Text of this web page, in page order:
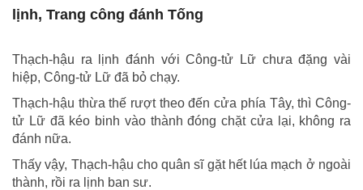
Vì
Thạch,Thác
giết
Mượn
lịnh,
công
đánh
lịnh, Trang công đánh Tống
Thạch-hậu ra lịnh đánh với Công-tử Lữ chưa đặng vài
hiệp, Công-tử Lữ đã bỏ chạy.
Thạch-hậu thừa thế rượt theo đến cửa phía Tây, thì Công-
tử Lữ đã kéo binh vào thành đóng chặt cửa lại, không ra
đánh nữa.
Thấy vậy, Thạch-hậu cho quân sĩ gặt hết lúa mạch ở ngoài
thành, rồi ra lịnh ban sư.